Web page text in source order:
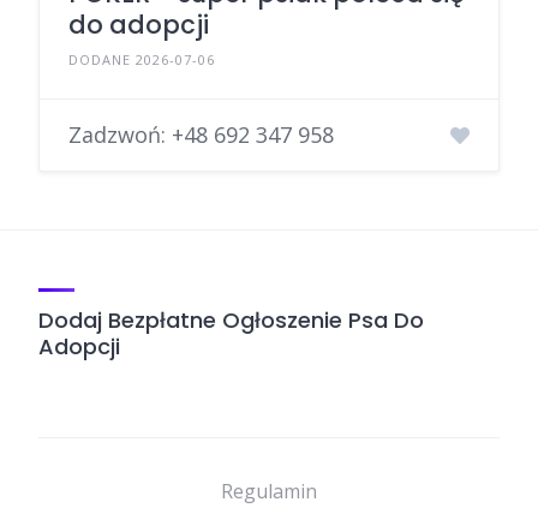
do adopcji
DODANE 2026-07-06
Zadzwoń: +48 692 347 958
Dodaj Bezpłatne Ogłoszenie Psa Do
Adopcji
Regulamin